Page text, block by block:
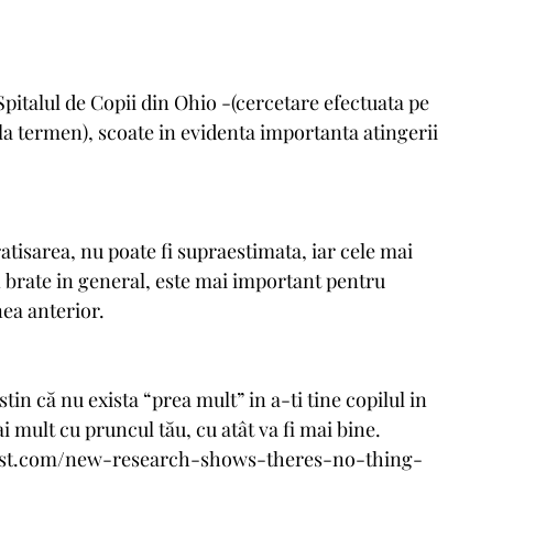
de Copii din Ohio -(cercetare efectuata pe
termen), scoate in evidenta importanta atingerii
nu poate fi supraestimata, iar cele mai
in general, este mai important pentru
anterior.
că nu exista “prea mult” in a-ti tine copilul in
mult cu pruncul tău, cu atât va fi mai bine.
new-research-shows-theres-no-thing-